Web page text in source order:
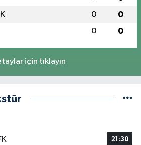
0 0
0 0
için tıklayın
21:30